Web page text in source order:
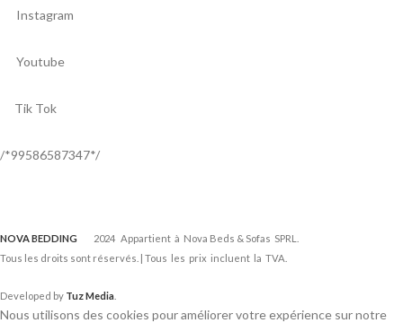
Instagram
Youtube
Tik Tok
/*99586587347*/
NOVA BEDDING
2024 Appartient à Nova Beds & Sofas SPRL.
Tous les droits sont réservés. | Tous les prix incluent la TVA.
Developed by Tuz Media
Nous utilisons des cookies pour améliorer votre expérience sur notre